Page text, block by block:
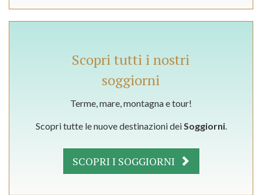
Scopri tutti i nostri
soggiorni
Terme, mare, montagna e tour!
Scopri tutte le nuove destinazioni deiSoggiorni.
SCOPRI I SOGGIORNI